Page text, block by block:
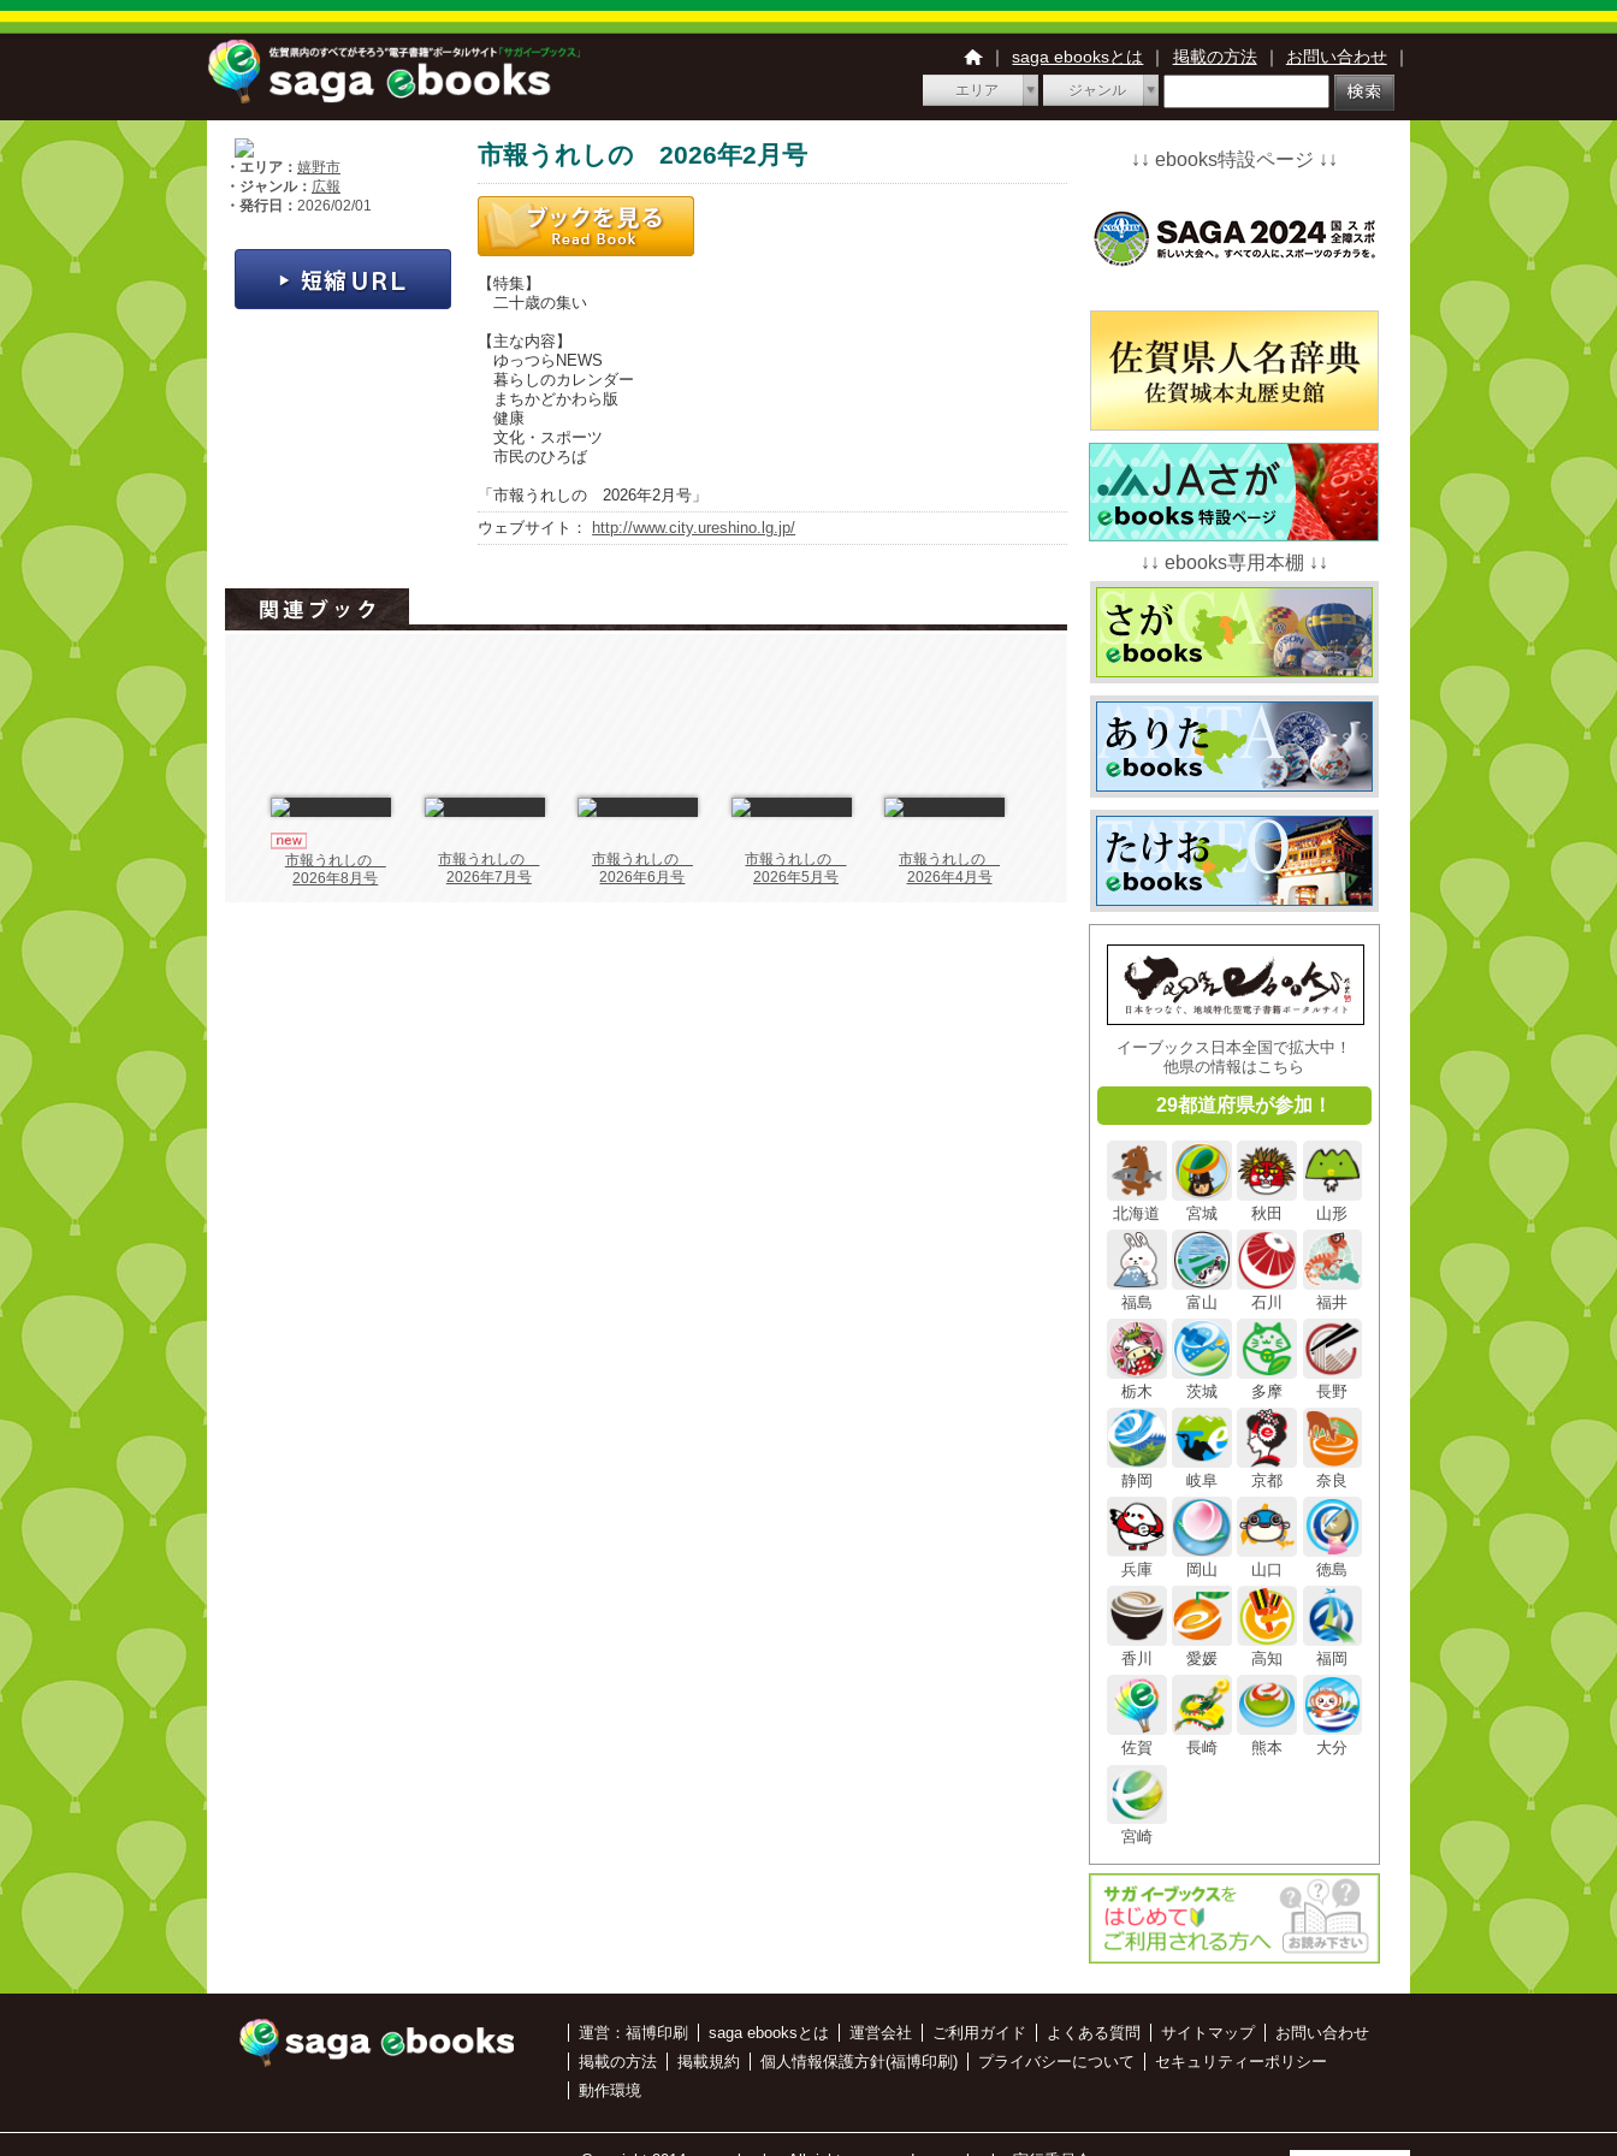
｜ saga ebooksとは ｜ 掲載の方法 ｜ お問い合わせ ｜
エリア ジャンル
・エリア： 嬉野市
・ジャンル： 広報
・発行日： 2026/02/01
市報うれしの 2026年2月号
【特集】
二十歳の集い
【主な内容】
ゆっつらNEWS
暮らしのカレンダー
まちかどかわら版
健康
文化・スポーツ
市民のひろば
「市報うれしの 2026年2月号」
ウェブサイト：
http://www.city.ureshino.lg.jp/
市報うれしの
2026年8月号
市報うれしの
2026年7月号
市報うれしの
2026年6月号
市報うれしの
2026年5月号
市報うれしの
2026年4月号
↓↓ ebooks特設ページ ↓↓
↓↓ ebooks専用本棚 ↓↓
イーブックス日本全国で拡大中！
他県の情報はこちら
29都道府県が参加！
北海道 宮城 秋田 山形
福島 富山 石川 福井
栃木 茨城 多摩 長野
静岡 岐阜 京都 奈良
兵庫 岡山 山口 徳島
香川 愛媛 高知 福岡
佐賀 長崎 熊本 大分
宮崎
運営：福博印刷 saga ebooksとは 運営会社 ご利用ガイド よくある質問 サイトマップ
お問い合わせ
掲載の方法
掲載規約 個人情報保護方針(福博印刷) プライバシーについて
セキュリティーポリシー
動作環境